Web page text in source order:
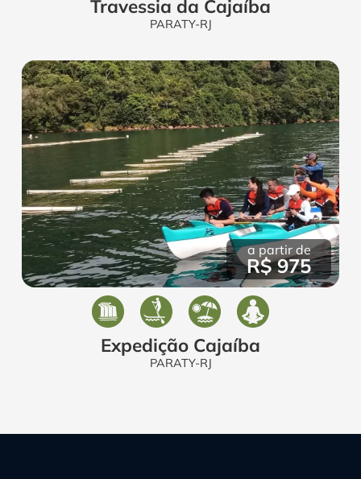
Travessia da Cajaíba
PARATY-RJ
a partir de
R$ 975
Expedição Cajaíba
PARATY-RJ